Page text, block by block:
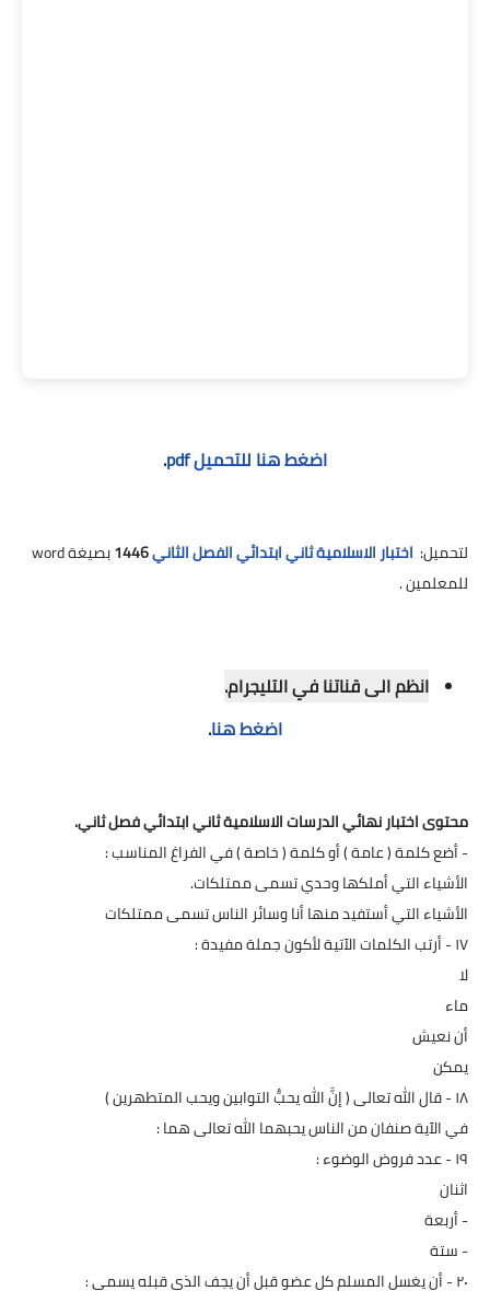
اضغط هنا للتحميل pdf .
لتحميل: اختبار الاسلامية ثاني ابتدائي الفصل الثاني
بصيغة word
للمعلمين .
انظم الى قناتنا في التليجرام.
اضغط هنا.
محتوى اختبار نهائي الدرسات الاسلامية ثاني ابتدائي فصل ثاني.
- أضع كلمة ( عامة ) أو كلمة ( خاصة ) في الفراغ المناسب :
الأشياء التي أملكها وحدي تسمى ممتلكات.
الأشياء التي أستفيد منها أنا وسائر الناس تسمى ممتلكات
۱۷ - أرتب الكلمات الآتية لأكون جملة مفيدة :
لا
ماء
أن نعيش
يمكن
۱۸ - قال الله تعالى ( إنَّ الله يحبُّ التوابين ويحب المتطهرين )
في الآية صنفان من الناس يحبهما الله تعالى هما :
۱۹ - عدد فروض الوضوء :
اثنان
- أربعة
- ستة
۲۰ - أن يغسل المسلم كل عضو قبل أن يجف الذي قبله يسمى :